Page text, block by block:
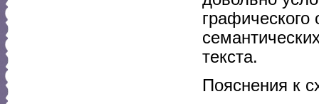
текста.
Пояснения к